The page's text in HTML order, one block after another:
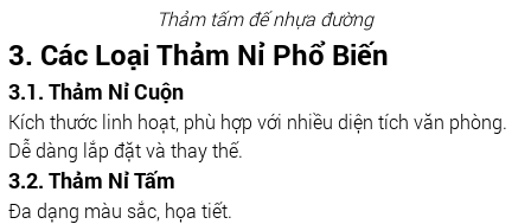
Thảm tấm đế nhựa đường
3. Các Loại Thảm Nỉ Phổ Biến
3.1. Thảm Nỉ Cuộn
Kích thước linh hoạt, phù hợp với nhiều diện tích văn phòng.
Dễ dàng lắp đặt và thay thế.
3.2. Thảm Nỉ Tấm
Đa dạng màu sắc, họa tiết.